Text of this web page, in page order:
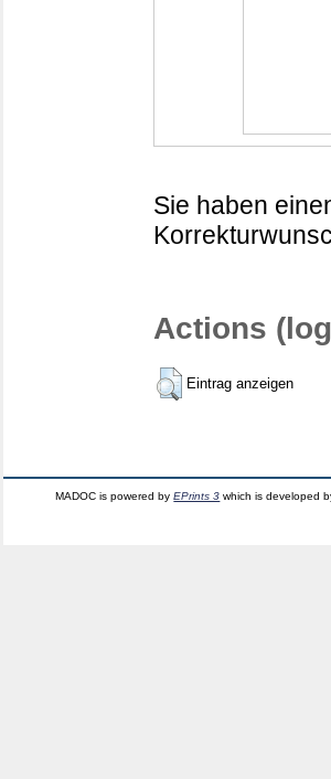
Sie haben
Actions
Eintrag anzeigen
MADOC is powered byEPrints 3 which is developed